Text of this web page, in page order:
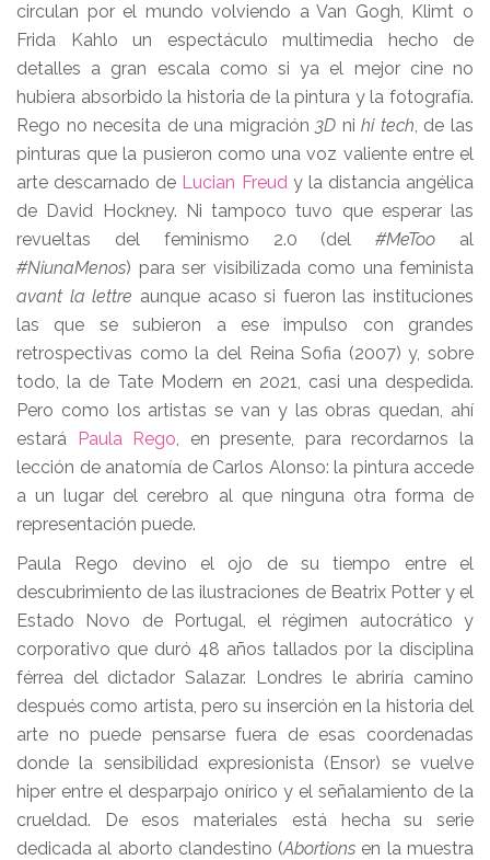
circulan por el mundo volviendo a Van Gogh, Klimt o
Frida Kahlo un espectáculo multimedia hecho de
detalles a gran escala como si ya el mejor cine no
hubiera absorbido la historia de la pintura y la fotografía.
Rego no necesita de una migración3D nihi tech, de las
pinturas que la pusieron como una voz valiente entre el
arte descarnado de Lucian Freudy la distancia angélica
de David Hockney. Ni tampoco tuvo que esperar las
revueltas del feminismo 2.0 (del#MeToo al
#NiunaMenos) para ser visibilizada como una feminista
avant la lettre aunque acaso si fueron las instituciones
las que se subieron a ese impulso con grandes
retrospectivas como la del Reina Sofia (2007) y, sobre
todo, la de Tate Modern en 2021, casi una despedida.
Pero como los artistas se van y las obras quedan, ahí
estará Paula Rego, en presente, para recordarnos la
lección de anatomía de Carlos Alonso: la pintura accede
a un lugar del cerebro al que ninguna otra forma de
representación puede.
Paula Rego devino el ojo de su tiempo entre el
descubrimiento de las ilustraciones de Beatrix Potter y el
Estado Novo de Portugal, el régimen autocrático y
corporativo que duró 48 años tallados por la disciplina
férrea del dictador Salazar. Londres le abriría camino
después como artista, pero su inserción en la historia del
arte no puede pensarse fuera de esas coordenadas
donde la sensibilidad expresionista (Ensor) se vuelve
hiper entre el desparpajo onírico y el señalamiento de la
crueldad. De esos materiales está hecha su serie
dedicada al aborto clandestino (Abortions en la muestra